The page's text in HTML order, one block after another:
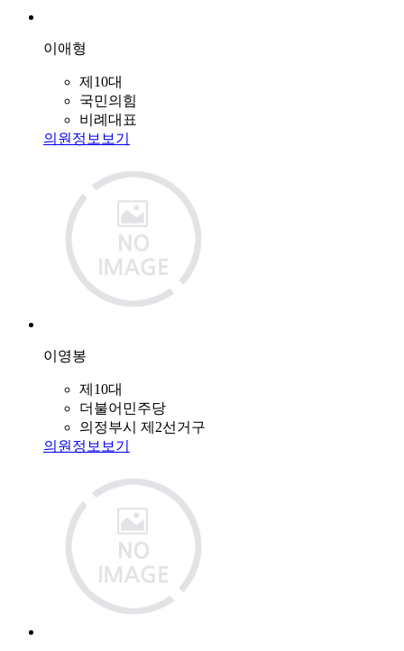
이애형
제10대
국민의힘
비례대표
의원정보보기
이영봉
제10대
더불어민주당
의정부시 제2선거구
의원정보보기